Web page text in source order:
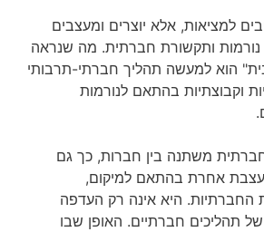
למציאות, אלא יוצרים ומעצבים
ותקשורת חברתית. מה שנראה
הוא למעשה תהליך חברתי-תרבותי
וקבוצתיות בהתאם לנורמות
משתנה בין חברות, כך גם
אחרת בהתאם למיקום,
החברתיות. היא אינה רק העדפה
תהליכים חברתיים. האופן שבו